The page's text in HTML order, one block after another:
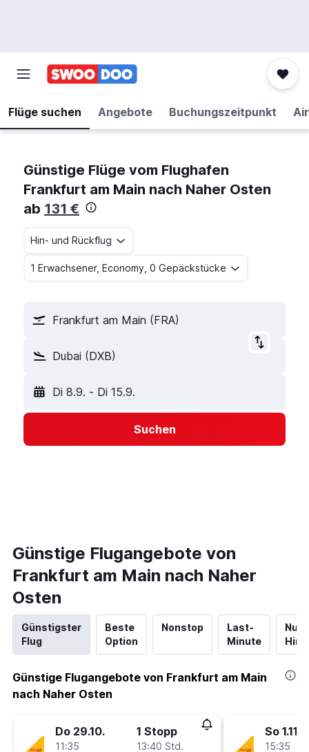
Flüge suchen Angebote Buchungszeitpunkt
Günstige Flüge vom Flughafen
Frankfurt am Main nach Naher Osten
ab 131 €
Hin- und Rückflug
1 Erwachsener, Economy, 0 Gepäckstücke
Frankfurt am Main (FRA)
Dubai (DXB)
Di 8.9. - Di 15.9.
Suchen
Günstige Flugangebote von
Frankfurt am Main nach Naher
Osten
Günstigster
Flug
Beste
Option
Nonstop
Last-
Minute
Nur
Günstige Flugangebote von Frankfurt am Main
nach Naher Osten
Do 29.10.
11:35
1 Stopp
13:40 Std.
So 1.11.
15:35